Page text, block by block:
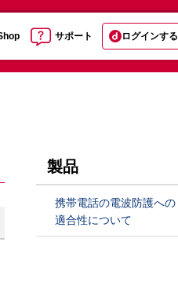
サポート ログインする
製品
携帯電話の電波防護への
適合性について